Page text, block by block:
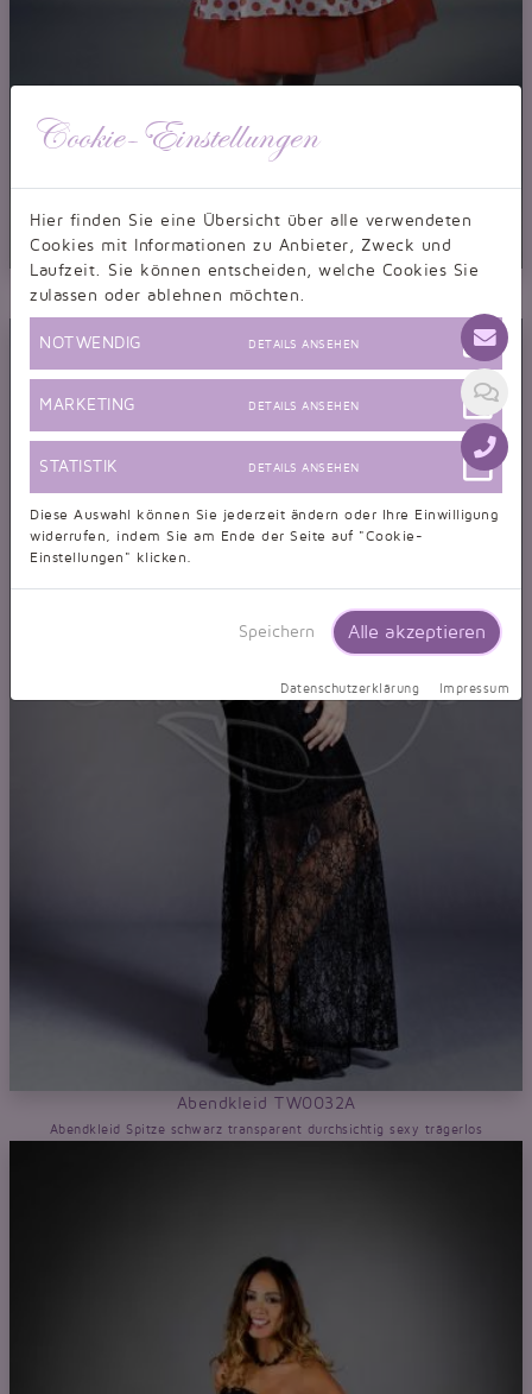
Abendkleid TW0012A
Abendkleid TW0032A
Abendkleid Spitze schwarz transparent durchsichtig sexy trägerlos
Cookie-Einstellungen
Hier finden Sie eine Übersicht über alle verwendeten
Cookies mit Informationen zu Anbieter, Zweck und
Laufzeit. Sie können entscheiden, welche Cookies Sie
zulassen oder ablehnen möchten.
NOTWENDIG DETAILS ANSEHEN
MARKETING DETAILS ANSEHEN
STATISTIK DETAILS ANSEHEN
Diese Auswahl können Sie jederzeit ändern oder Ihre Einwilligung
widerrufen, indem Sie am Ende der Seite auf "Cookie-
Einstellungen" klicken.
Speichern Alle akzeptieren
Datenschutzerklärung Impressum